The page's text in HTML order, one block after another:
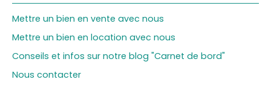
Mettre un bien en vente avec nous
Mettre un bien en location avec nous
Conseils et infos sur notre blog "Carnet de bord"
Nous contacter